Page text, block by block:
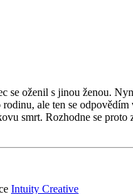
se oženil s jinou ženou.
ale ten se
smrt. Rozhodne se
Intuity Creative